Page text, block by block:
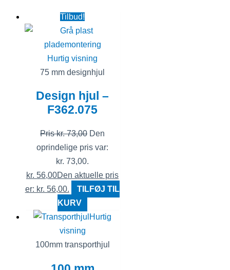
Tilbud!
Hurtig visning
75 mm designhjul
Design hjul –
F362.075
Priskr.73,00 Den
oprindelige pris var:
kr. 73,00.
kr. 56,00Den aktuelle pris
er: kr. 56,00.
TILFØJ TIL
KURV
Hurtig
visning
100mm transporthjul